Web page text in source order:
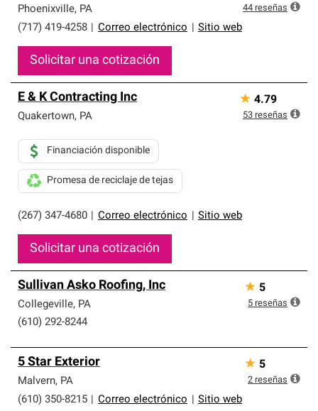
Phoenixville, PA
(717) 419-4258
Correo electrónico Sitio web
Solicitar una cotización
44 reseñas
E & K Contracting Inc
Quakertown, PA
(267) 347-4680 Correo electrónico Sitio web
Financiación disponible
Promesa de reciclaje de tejas
Solicitar una cotización
★ 4.79
53 reseñas
Sullivan Asko Roofing, Inc
Collegeville, PA
(610) 292-8244
★ 5
5 reseñas
5 Star Exterior
Malvern, PA
(610) 350-8215
Correo electrónico Sitio web
★ 5
2 reseñas